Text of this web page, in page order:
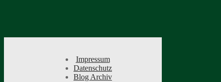
Impressum
Datenschutz
Blog Archiv